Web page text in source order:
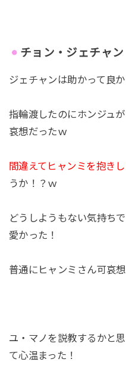
チョン・ジェチャン
ジェチャンは助かって良
指輪渡したのにホンジュ
哀想だったｗ
間違えてヒャンミを抱き
うか！？ｗ
どうしようもない気持ち
愛かった！
普通にヒャンミさん可哀
ユ・マノを説教するかと
て心温まった！